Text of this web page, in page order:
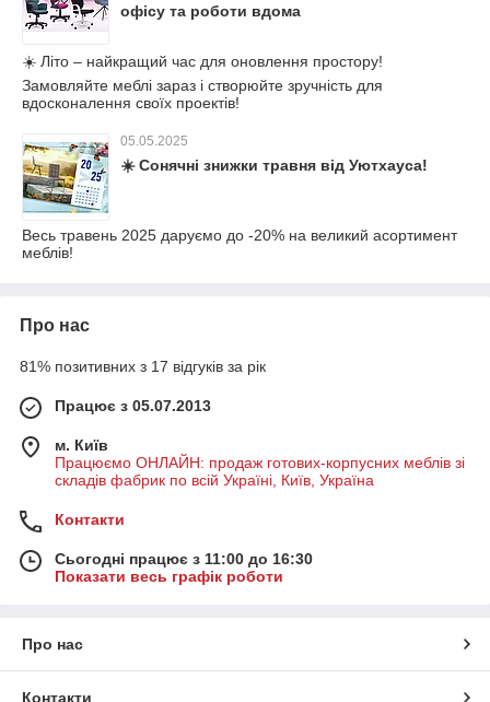
офісу та роботи вдома
☀️ Літо – найкращий час для оновлення простору!
Замовляйте меблі зараз і створюйте зручність для
вдосконалення своїх проектів!
05.05.2025
☀️ Сонячні знижки травня від Уютхауса!
Весь травень 2025 даруємо до -20% на великий асортимент
меблів!
Про нас
81% позитивних з 17 відгуків за рік
Працює з 05.07.2013
м. Київ
Працюємо ОНЛАЙН: продаж готових-корпусних меблів зі
складів фабрик по всій Україні, Київ, Україна
Контакти
Сьогодні працює з 11:00 до 16:30
Показати весь графік роботи
Про нас
Контакти